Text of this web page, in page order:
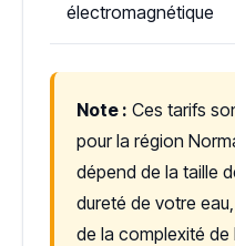
électromagnétique
Note : Ces tarifs
pour la région
dépend de la taille
dureté de votre
de la complexité de